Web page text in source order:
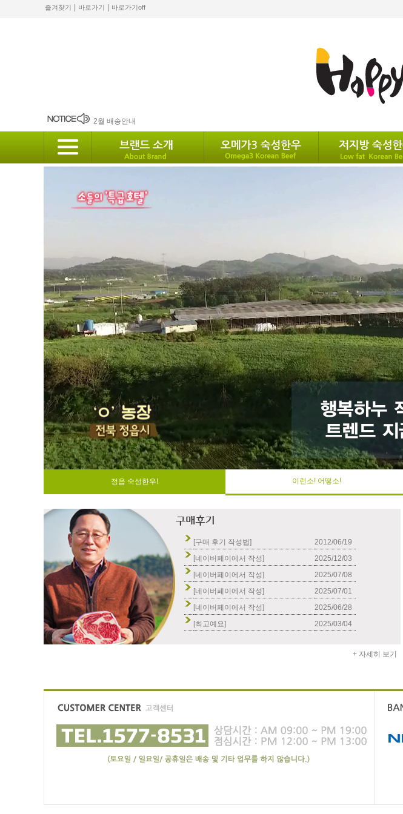
즐겨찾기 바로가기 바로가기off
2월 배송안내
배송안내
10월 배송안내
정읍 숙성한우! 이런소! 어떻소!
[구매 후기 작성법]
2012/06/19
[네이버페이에서 작성]
2025/12/03
[네이버페이에서 작성]
2025/07/08
[네이버페이에서 작성]
2025/07/01
[네이버페이에서 작성]
2025/06/28
[최고예요]
2025/03/04
+ 자세히 보기